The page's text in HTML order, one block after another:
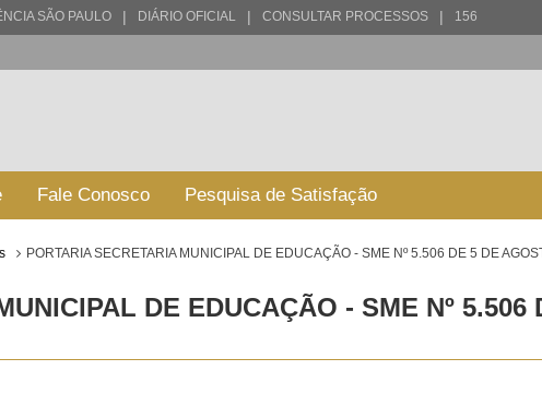
SÃO PAULO | DIÁRIO OFICIAL | CONSULTAR PROCESSOS | 156
Fale Conosco Pesquisa de Satisfação
PORTARIA SECRETARIA MUNICIPAL DE EDUCAÇÃO - SME Nº 5.506 DE 5 DE
DE EDUCAÇÃO - SME Nº 5.506